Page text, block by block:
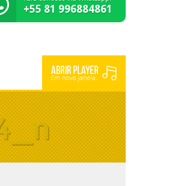
+55 81 996884861